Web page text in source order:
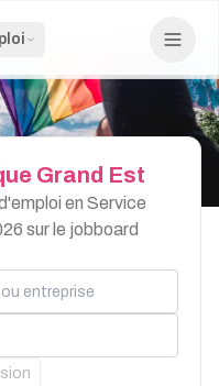
Grand Est
en Service
sur le jobboard